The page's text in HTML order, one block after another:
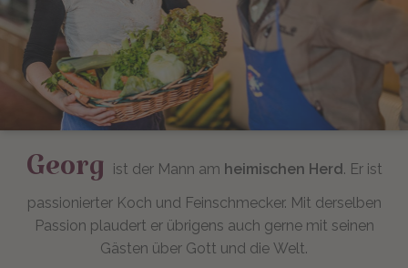
Georg ist der Mann am heimischen Herd. Er ist
passionierter Koch und Feinschmecker. Mit derselben
Passion plaudert er übrigens auch gerne mit seinen
Gästen über Gott und die Welt.